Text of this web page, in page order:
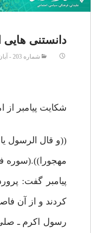
دانستنى هايى
شماره 203 - آبان 1377
شكايت پيامبر از
((و قال الرسول
مهجورا)).(سوره
پيامبر گفت:
كردند و از آن
رسول اكرم ـ صلى